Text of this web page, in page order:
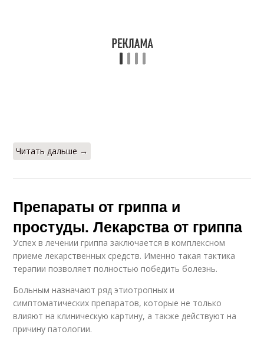
Читать дальше →
Препараты от гриппа и
простуды. Лекарства от гриппа
Успех в лечении гриппа заключается в комплексном
приеме лекарственных средств. Именно такая тактика
терапии позволяет полностью победить болезнь.
Больным назначают ряд этиотропных и
симптоматических препаратов, которые не только
влияют на клиническую картину, а также действуют на
причину патологии.